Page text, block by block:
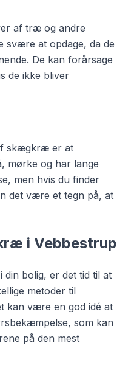
af træ og andre
svære at opdage, da de
De kan forårsage
de ikke bliver
skægkræ er at
mørke og har lange
men hvis du finder
det være et tegn på, at
i Vebbestrup
bolig, er det tid til at
metoder til
kan være en god idé at
som kan
på den mest